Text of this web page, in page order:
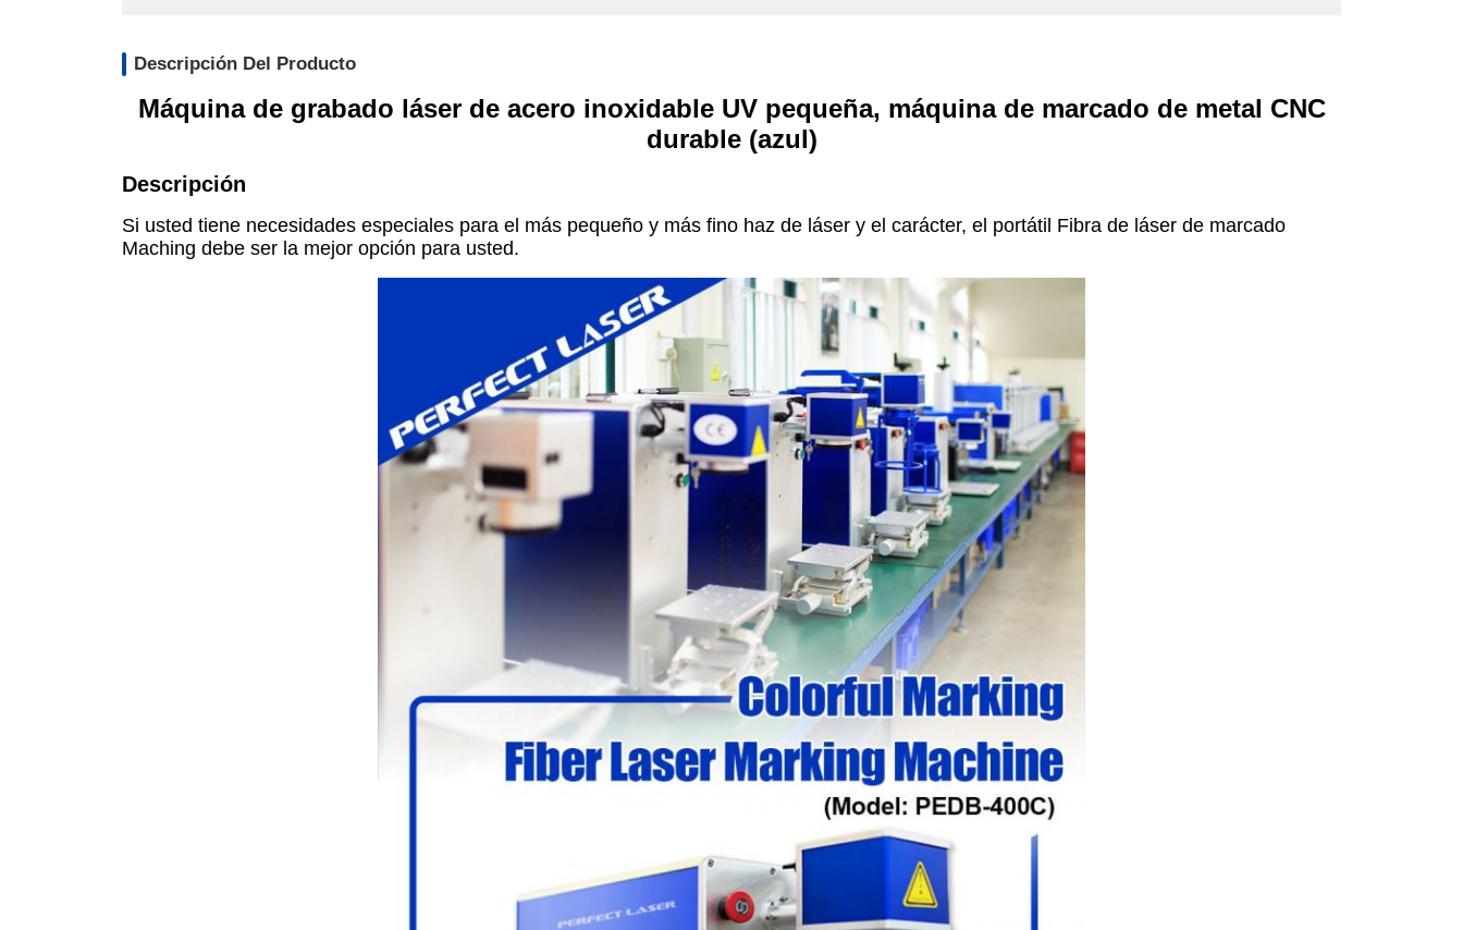
Descripción Del Producto
Máquina de grabado láser de acero inoxidable UV pequeña, máquina de marcado de metal CNC
durable (azul)
Descripción
Si usted tiene necesidades especiales para el más pequeño y más fino haz de láser y el carácter, el portátil Fibra de láser de marcado
Maching debe ser la mejor opción para usted.